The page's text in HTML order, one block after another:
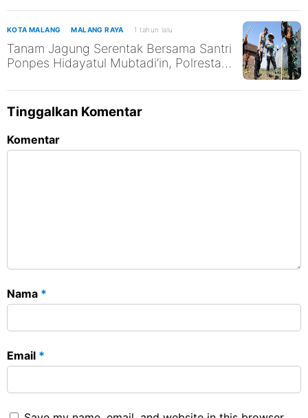
KOTA MALANG MALANG RAYA 1 tahun lalu
Tanam Jagung Serentak Bersama Santri
Ponpes Hidayatul Mubtadi’in, Polresta
Pangan Nasional
Tinggalkan Komentar
Komentar
Nama *
Email *